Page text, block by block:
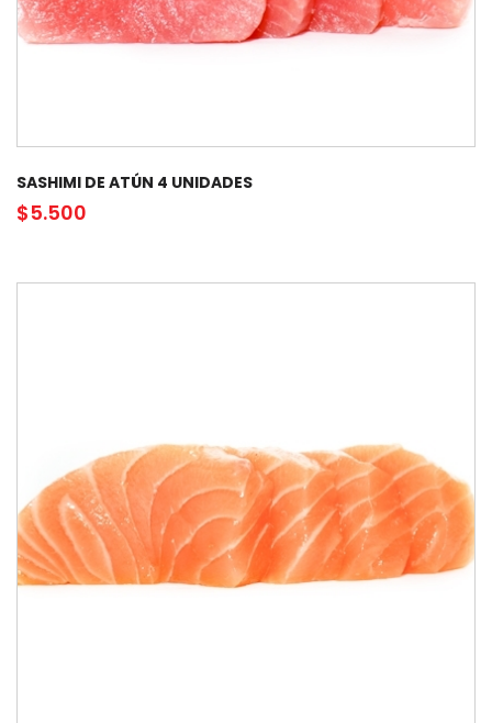
SASHIMI DE ATÚN 4 UNIDADES
$5.500